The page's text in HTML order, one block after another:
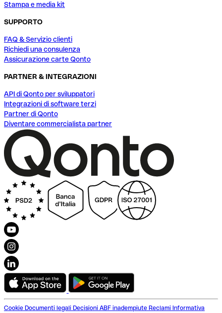
Stampa e media kit
SUPPORTO
FAQ & Servizio clienti
Richiedi una consulenza
Assicurazione carte Qonto
PARTNER & INTEGRAZIONI
API di Qonto per sviluppatori
Integrazioni di software terzi
Partner di Qonto
Diventare commercialista partner
Cookie Documenti legali Decisioni ABF inadempiute Reclami Informativa